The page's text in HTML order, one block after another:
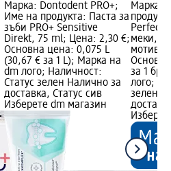
Марка: Dontodent PRO+;
Име на продукта: Паста за
зъби PRO+ Sensitive
Direkt, 75 ml; Цена: 2,30 €;
Основна цена: 0,075 L
(30,67 € за 1 L); Марка на
dm лого; Наличност:
Статус зелен Налично за
доставка, Статус сив
Изберете dm магазин
Марка:
Perfect
меки,
за 1
лого;
зелен